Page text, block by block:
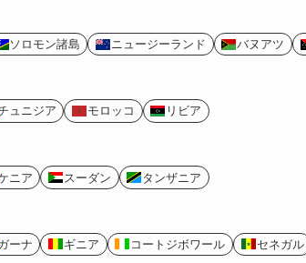
ソロモン諸島 ニュージーランド バヌアツ
ュニジア モロッコ リビア
ニア スーダン タンザニア
ーナ ギニア コートジボワール セネガル